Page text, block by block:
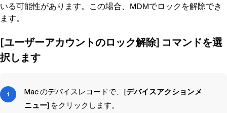
いる可能性があります。この場合、
MDMでロックを解除でき
ます。
[ユーザーアカウントのロック解除] コマンドを選
択します
Mac のデバイスレコードで、[デバイスアクションメ
ニュー] をクリックします。